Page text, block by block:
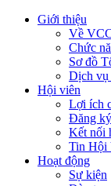
Giới thiệu
Về
Chức
Sơ đồ
Dịch vụ
Hội viên
Lợi ích
Đăng
Kết nối
Tin Hội
Hoạt động
Sự kiện